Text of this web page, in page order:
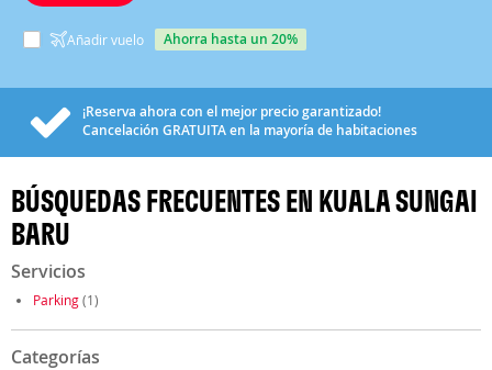
Añadir vuelo ahorra hasta un 20%
¡Reserva ahora con el mejor precio garantizado!
Cancelación GRATUITAen la mayoría de habitaciones
BÚSQUEDAS FRECUENTES EN KUALA SUNGAI
BARU
Servicios
Parking(1)
Categorías